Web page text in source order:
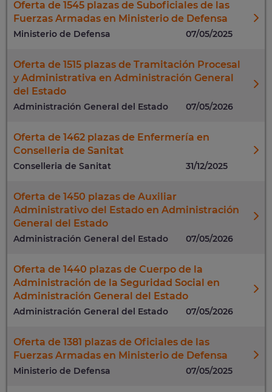
Oferta de 1545 plazas de Suboficiales de las
Fuerzas Armadas en Ministerio de Defensa
Ministerio de Defensa 07/05/2025
Oferta de 1515 plazas de Tramitación Procesal
y Administrativa en Administración General
del Estado
Administración General del Estado 07/05/2026
Oferta de 1462 plazas de Enfermería en
Conselleria de Sanitat
Conselleria de Sanitat 31/12/2025
Oferta de 1450 plazas de Auxiliar
Administrativo del Estado en Administración
General del Estado
Administración General del Estado 07/05/2026
Oferta de 1440 plazas de Cuerpo de la
Administración de la Seguridad Social en
Administración General del Estado
Administración General del Estado 07/05/2026
Oferta de 1381 plazas de Oficiales de las
Fuerzas Armadas en Ministerio de Defensa
Ministerio de Defensa 07/05/2025